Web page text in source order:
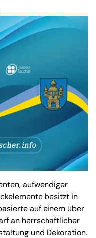
aufwendiger
besitzt in
auf einem über
an herrschaftlicher
und Dekoration.